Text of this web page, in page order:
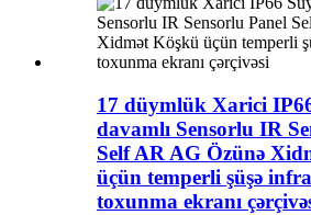
17 düymlük Xarici
davamlı Sensorlu IR
Self AR AG Özünə
üçün temperli şüşə
toxunma ekranı